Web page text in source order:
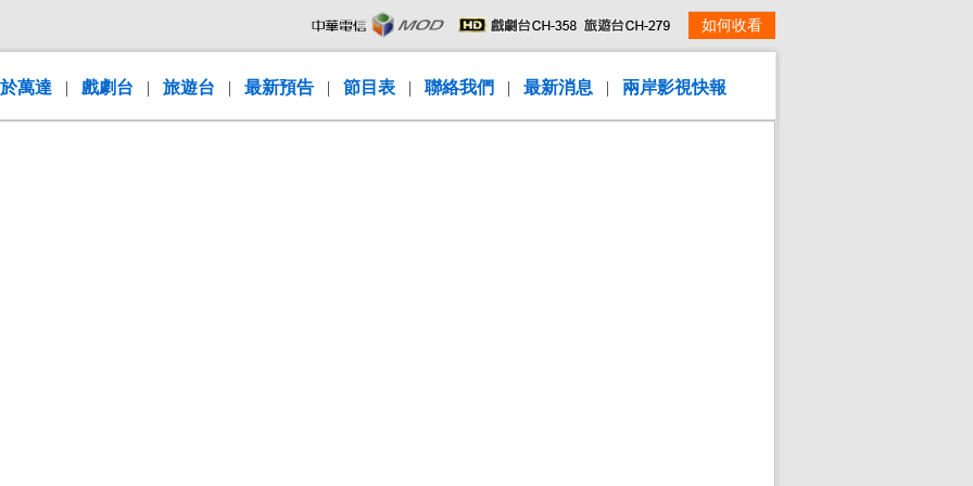
如何收看
萬達 | 戲劇台 | 旅遊台 | 最新預告 | 節目表 | 聯絡我們 | 最新消息 | 兩岸影視快報